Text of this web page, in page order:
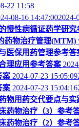
22 11:58
08-16 14:47:002024-
慢性病循证药学研究
药物治疗管理(MTM)
医保用药管理参考答
理应用参考答案
案 2024-07-23
案 2024-07-23
物用药交代要点与实
药物治疗（3）参考
药物治疗（2）参考